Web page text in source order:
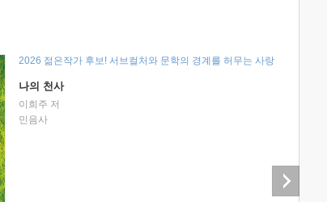
2026 젊은작가 후보! 서브컬처와 문학의 경계를 허무는 사랑
나의 천사
이희주 저
민음사